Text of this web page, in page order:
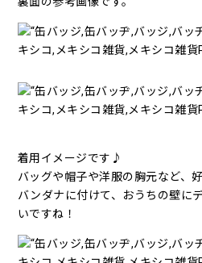
着用イメージです♪
バッグや帽子や洋服の胸元など、
バンダナに付けて、おうちの壁に
いですね！